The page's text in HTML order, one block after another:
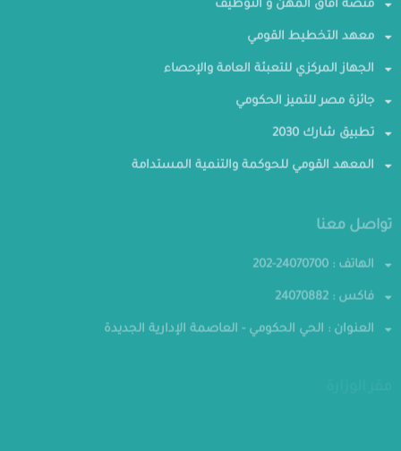
منصة افاق المهن و التوظيف
معهد التخطيط القومي
الجهاز المركزي للتعبئة العامة والإحصاء
جائزة مصر للتميز الحكومي
تطبيق شارك 2030
المعهد القومي للحوكمة والتنمية المستدامة
تواصل معنا
فاكس : 24070882
العنوان : الحي الحكومي - العاصمة الإدارية الجديدة